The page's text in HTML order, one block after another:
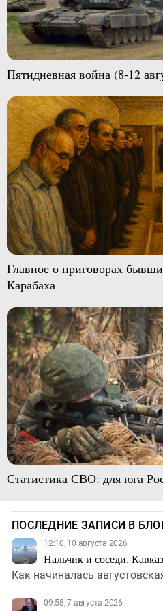
Пятидневная война (8-12
Главное о приговорах
Карабаха
Статистика СВО: для юга
ПОСЛЕДНИЕ ЗАПИСИ В
12:10, 10 августа 2026
Нальчик и соседи.
Как начиналась
09:58, 7 августа 2026